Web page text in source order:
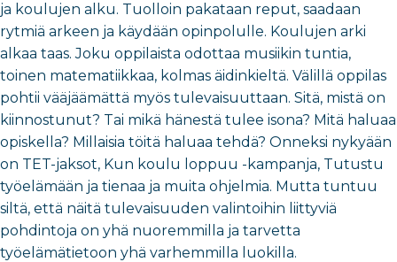
ja koulujen alku. Tuolloin pakataan reput, saadaan
rytmiä arkeen ja käydään opinpolulle. Koulujen arki
alkaa taas. Joku oppilaista odottaa musiikin tuntia,
toinen matematiikkaa, kolmas äidinkieltä. Välillä oppilas
pohtii vääjäämättä myös tulevaisuuttaan. Sitä, mistä on
kiinnostunut? Tai mikä hänestä tulee isona? Mitä haluaa
opiskella? Millaisia töitä haluaa tehdä? Onneksi nykyään
on TET-jaksot, Kun koulu loppuu -kampanja, Tutustu
työelämään ja tienaa ja muita ohjelmia. Mutta tuntuu
siltä, että näitä tulevaisuuden valintoihin liittyviä
pohdintoja on yhä nuoremmilla ja tarvetta
työelämätietoon yhä varhemmilla luokilla.